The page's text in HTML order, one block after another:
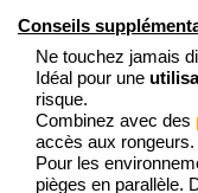
Conseils
Ne touchez jamais
Idéal pour une
risque.
Combinez avec des
accès aux rongeurs.
Pour les
pièges en parallèle.